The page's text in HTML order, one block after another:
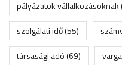
pályázatok vállalkozásoknak
szolgálati idő(55)
társasági adó(69)